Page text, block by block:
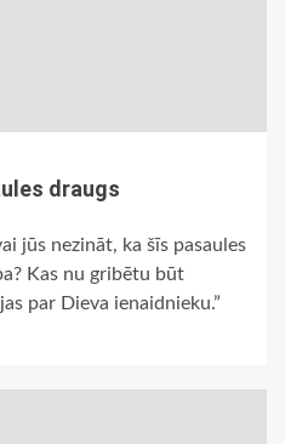
draugs
jūs nezināt, ka šīs pasaules
Kas nu gribētu būt
par Dieva ienaidnieku.”